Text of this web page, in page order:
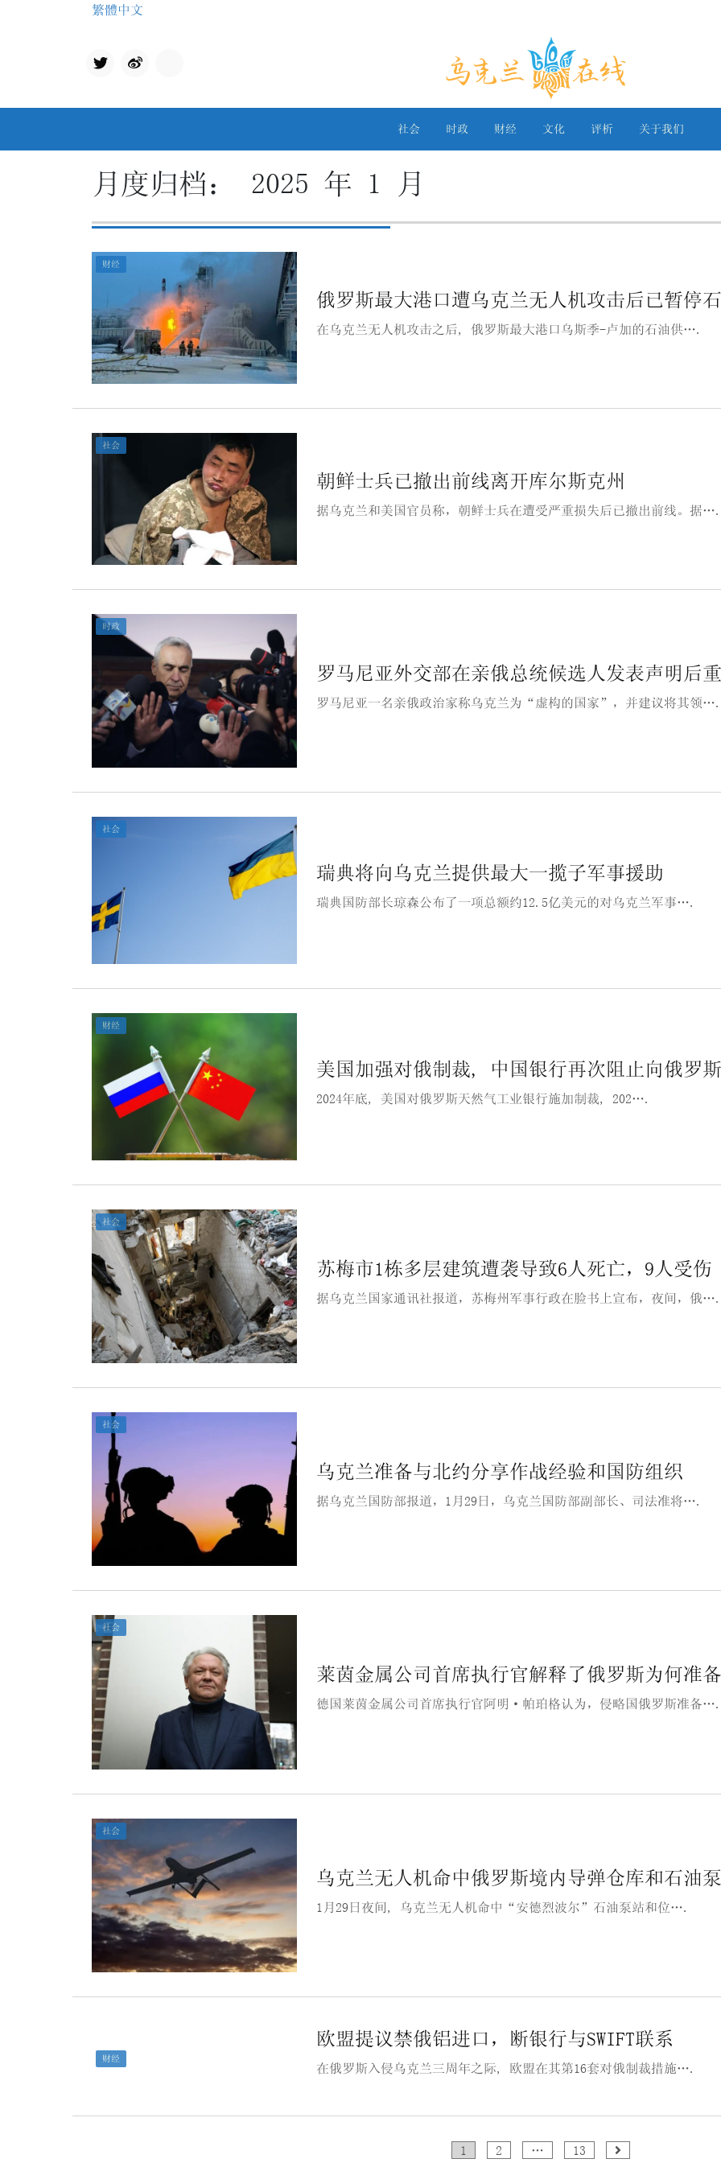
繁體中文
Twit
乌克兰在线
社会 时政 财经 文化 评析 关于我们
月度归档： 2025 年 1 月
财经
俄罗斯最大港口遭乌克兰无人机攻击后已暂停
在乌克兰无人机攻击之后, 俄罗斯最大港口乌斯季-卢加的石油供….
社会
朝鲜士兵已撤出前线离开库尔斯克州
据乌克兰和美国官员称，朝鲜士兵在遭受严重损失后已撤出前线。据….
时政
罗马尼亚外交部在亲俄总统候选人发表声明后
罗马尼亚一名亲俄政治家称乌克兰为“虚构的国家”，并建议将其领….
社会
瑞典将向乌克兰提供最大一揽子军事援助
瑞典国防部长琼森公布了一项总额约12.5亿美元的对乌克兰军事….
财经
美国加强对俄制裁, 中国银行再次阻止向俄罗
2024年底, 美国对俄罗斯天然气工业银行施加制裁, 202….
社会
苏梅市1栋多层建筑遭袭导致6人死亡，9人受伤
据乌克兰国家通讯社报道，苏梅州军事行政在脸书上宣布，夜间，俄….
社会
乌克兰准备与北约分享作战经验和国防组织
据乌克兰国防部报道，1月29日，乌克兰国防部副部长、司法准将….
社会
莱茵金属公司首席执行官解释了俄罗斯为何准
德国莱茵金属公司首席执行官阿明·帕珀格认为，侵略国俄罗斯准备….
社会
乌克兰无人机命中俄罗斯境内导弹仓库和石油
1月29日夜间, 乌克兰无人机命中“安德烈波尔”石油泵站和位….
财经
欧盟提议禁俄铝进口，断银行与SWIFT联系
在俄罗斯入侵乌克兰三周年之际, 欧盟在其第16套对俄制裁措施….
1 2 … 13